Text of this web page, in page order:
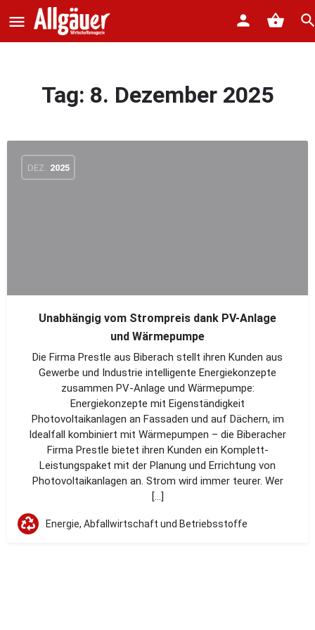
Tag: 8. Dezember 2025
DEZ. 2025
Unabhängig vom Strompreis dank PV-Anlage
und Wärmepumpe
Die Firma Prestle aus Biberach stellt ihren Kunden aus
Gewerbe und Industrie intelligente Energiekonzepte
zusammen PV-Anlage und Wärmepumpe:
Energiekonzepte mit Eigenständigkeit
Photovoltaikanlagen an Fassaden und auf Dächern, im
Idealfall kombiniert mit Wärmepumpen – die Biberacher
Firma Prestle bietet ihren Kunden ein Komplett-
Leistungspaket mit der Planung und Errichtung von
Photovoltaikanlagen an. Strom wird immer teurer. Wer
[…]
Energie, Abfallwirtschaft und Betriebsstoffe